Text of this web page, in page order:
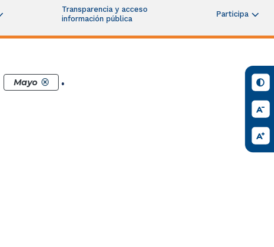
Transparencia y acceso
información pública
Participa
Mayo .